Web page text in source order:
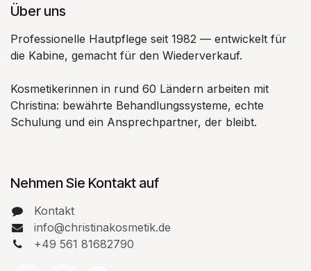
Über uns
Professionelle Hautpflege seit 1982 — entwickelt für
die Kabine, gemacht für den Wiederverkauf.
Kosmetikerinnen in rund 60 Ländern arbeiten mit
Christina: bewährte Behandlungssysteme, echte
Schulung und ein Ansprechpartner, der bleibt.
Nehmen Sie Kontakt auf
Kontakt
info@christinakosmetik.de
+49 561 81682790